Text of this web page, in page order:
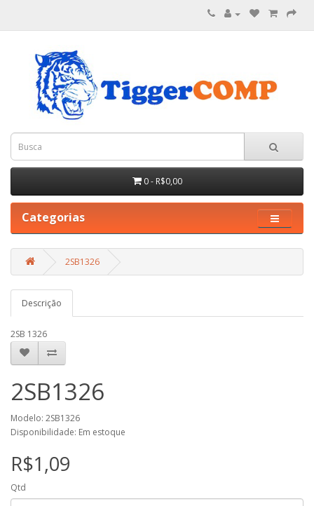
0 - R$0,00
Categorias
2SB1326
Descrição
2SB 1326
2SB1326
Modelo: 2SB1326
Disponibilidade: Em estoque
R$1,09
Qtd